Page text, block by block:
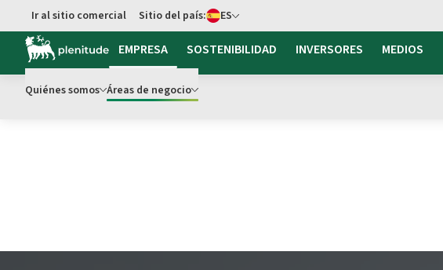
Ir al sitio comercial cambiar idioma
Sitio del país: ES
EMPRESA
Quiénes somos Áreas de negocio
SOSTENIBILIDAD INVERSORES MEDIOS